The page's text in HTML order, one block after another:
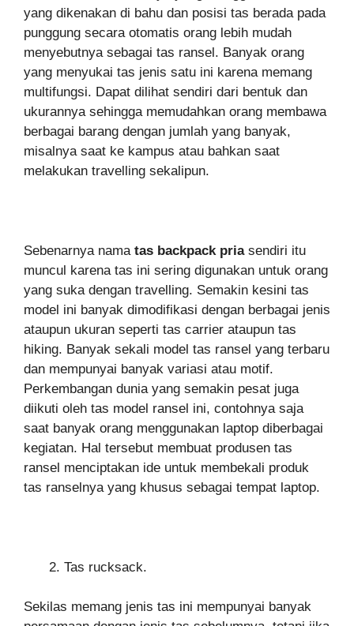
yang dikenakan di bahu dan posisi tas berada pada
punggung secara otomatis orang lebih mudah
menyebutnya sebagai tas ransel. Banyak orang
yang menyukai tas jenis satu ini karena memang
multifungsi. Dapat dilihat sendiri dari bentuk dan
ukurannya sehingga memudahkan orang membawa
berbagai barang dengan jumlah yang banyak,
misalnya saat ke kampus atau bahkan saat
melakukan travelling sekalipun.
Sebenarnya nama tas backpack priasendiri itu
muncul karena tas ini sering digunakan untuk orang
yang suka dengan travelling. Semakin kesini tas
model ini banyak dimodifikasi dengan berbagai jenis
ataupun ukuran seperti tas carrier ataupun tas
hiking. Banyak sekali model tas ransel yang terbaru
dan mempunyai banyak variasi atau motif.
Perkembangan dunia yang semakin pesat juga
diikuti oleh tas model ransel ini, contohnya saja
saat banyak orang menggunakan laptop diberbagai
kegiatan. Hal tersebut membuat produsen tas
ransel menciptakan ide untuk membekali produk
tas ranselnya yang khusus sebagai tempat laptop.
Tas rucksack.
Sekilas memang jenis tas ini mempunyai banyak